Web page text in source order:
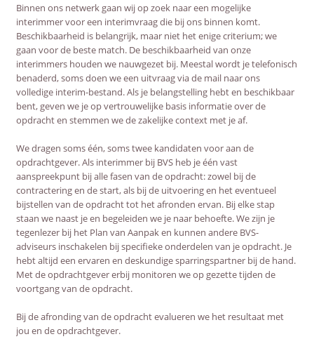
Binnen ons netwerk gaan wij op zoek naar een mogelijke
interimmer voor een interimvraag die bij ons binnen komt.
Beschikbaarheid is belangrijk, maar niet het enige criterium; we
gaan voor de beste match. De beschikbaarheid van onze
interimmers houden we nauwgezet bij. Meestal wordt je telefonisch
benaderd, soms doen we een uitvraag via de mail naar ons
volledige interim-bestand. Als je belangstelling hebt en beschikbaar
bent, geven we je op vertrouwelijke basis informatie over de
opdracht en stemmen we de zakelijke context met je af.
We dragen soms één, soms twee kandidaten voor aan de
opdrachtgever. Als interimmer bij BVS heb je één vast
aanspreekpunt bij alle fasen van de opdracht: zowel bij de
contractering en de start, als bij de uitvoering en het eventueel
bijstellen van de opdracht tot het afronden ervan. Bij elke stap
staan we naast je en begeleiden we je naar behoefte. We zijn je
tegenlezer bij het Plan van Aanpak en kunnen andere BVS-
adviseurs inschakelen bij specifieke onderdelen van je opdracht. Je
hebt altijd een ervaren en deskundige sparringspartner bij de hand.
Met de opdrachtgever erbij monitoren we op gezette tijden de
voortgang van de opdracht.
Bij de afronding van de opdracht evalueren we het resultaat met
jou en de opdrachtgever.